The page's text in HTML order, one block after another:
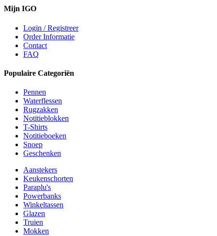
Mijn IGO
Login / Registreer
Order Informatie
Contact
FAQ
Populaire Categoriën
Pennen
Waterflessen
Rugzakken
Notitieblokken
T-Shirts
Notitieboeken
Snoep
Geschenken
Aanstekers
Keukenschorten
Paraplu's
Powerbanks
Winkeltassen
Glazen
Truien
Mokken